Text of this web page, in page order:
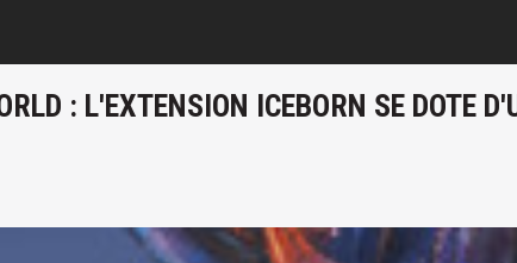
: L'EXTENSION ICEBORN SE DOTE